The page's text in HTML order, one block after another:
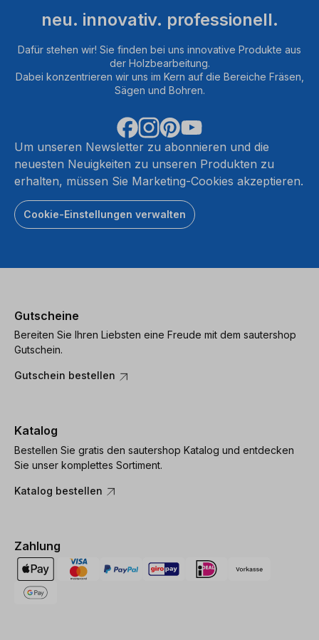
neu. innovativ. professionell.
Dafür stehen wir! Sie finden bei uns innovative Produkte aus
der Holzbearbeitung.
Dabei konzentrieren wir uns im Kern auf die Bereiche Fräsen,
Sägen und Bohren.
Um unseren Newsletter zu abonnieren und die
neuesten Neuigkeiten zu unseren Produkten zu
erhalten, müssen Sie Marketing-Cookies akzeptieren.
Cookie-Einstellungen verwalten
Gutscheine
Bereiten Sie Ihren Liebsten eine Freude mit dem sautershop
Gutschein.
Gutschein bestellen
Katalog
Bestellen Sie gratis den sautershop Katalog und entdecken
Sie unser komplettes Sortiment.
Katalog bestellen
Zahlung